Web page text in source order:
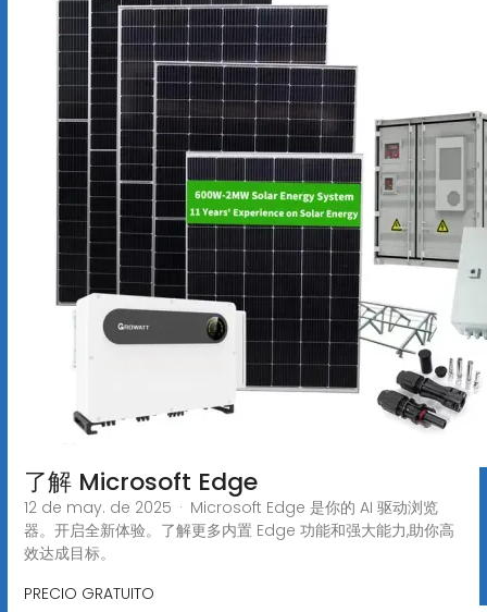
了解 Microsoft Edge
12 de may. de 2025 · Microsoft Edge 是你的 AI 驱动浏览
器。开启全新体验。了解更多内置 Edge 功能和强大能力,助你高
效达成目标。
PRECIO GRATUITO